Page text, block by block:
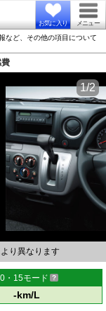
お気に入り メニュー
など、その他の項目について
り異なります
1/2
・15モード
-km/L